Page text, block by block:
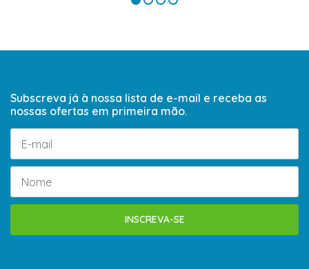
Subscreva já à nossa lista de e-mail e receba as
nossas ofertas em primeira mão.
INSCREVA-SE